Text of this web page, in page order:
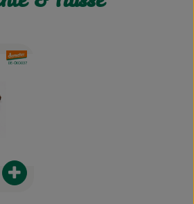
Produkt zum Warenkorb hinzufügen
, Verband:
, Kontrollstelle:
DE-ÖKO-037